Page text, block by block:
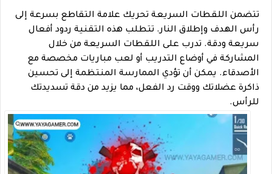
تتضمن اللقطات السريعة تحريك علامة التقاطع بسرعة إلى
رأس الهدف وإطلاق النار. تتطلب هذه التقنية ردود أفعال
سريعة ودقة. تدرب على اللقطات السريعة من خلال
المشاركة في أوضاع التدريب أو لعب مباريات مخصصة مع
الأصدقاء. يمكن أن تؤدي الممارسة المنتظمة إلى تحسين
ذاكرة عضلاتك ووقت رد الفعل، مما يزيد من دقة تسديدتك
للرأس.